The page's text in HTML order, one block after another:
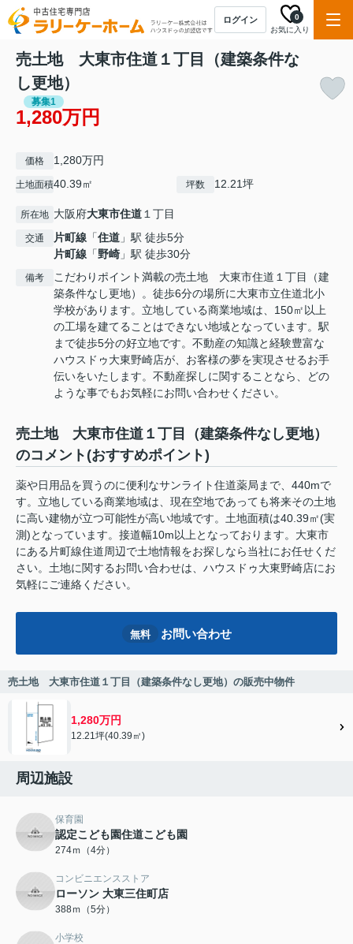
ログイン
お気に入り
0
売土地 大東市住道１丁目（建築条件な
し更地）
募集1
1,280万円
価格 1,280万円
土地面積40.39㎡ 坪数 12.21坪
所在地 大阪府大東市住道 １丁目
交通 片町線 「住道 」駅 徒歩5分
片町線 「野崎 」駅 徒歩30分
備考
こだわりポイント満載の売土地 大東市住道１丁目（建
築条件なし更地）。徒歩6分の場所に大東市立住道北小
学校があります。立地している商業地域は、150㎡以上
の工場を建てることはできない地域となっています。駅
まで徒歩5分の好立地です。不動産の知識と経験豊富な
ハウスドゥ大東野崎店が、お客様の夢を実現させるお手
伝いをいたします。不動産探しに関することなら、どの
ような事でもお気軽にお問い合わせください。
売土地 大東市住道１丁目（建築条件なし更地）
のコメント(おすすめポイント)
薬や日用品を買うのに便利なサンライト住道薬局まで、440mで
す。立地している商業地域は、現在空地であっても将来その土地
に高い建物が立つ可能性が高い地域です。土地面積は40.39㎡(実
測)となっています。接道幅10m以上となっております。大東市
にある片町線住道周辺で土地情報をお探しなら当社にお任せくだ
さい。土地に関するお問い合わせは、ハウスドゥ大東野崎店にお
気軽にご連絡ください。
無料 お問い合わせ
売土地 大東市住道１丁目（建築条件なし更地）の販売中物件
1,280万円
12.21坪(40.39㎡)
周辺施設
保育園
認定こども園住道こども園
274ｍ（4分）
コンビニエンスストア
ローソン 大東三住町店
388ｍ（5分）
小学校